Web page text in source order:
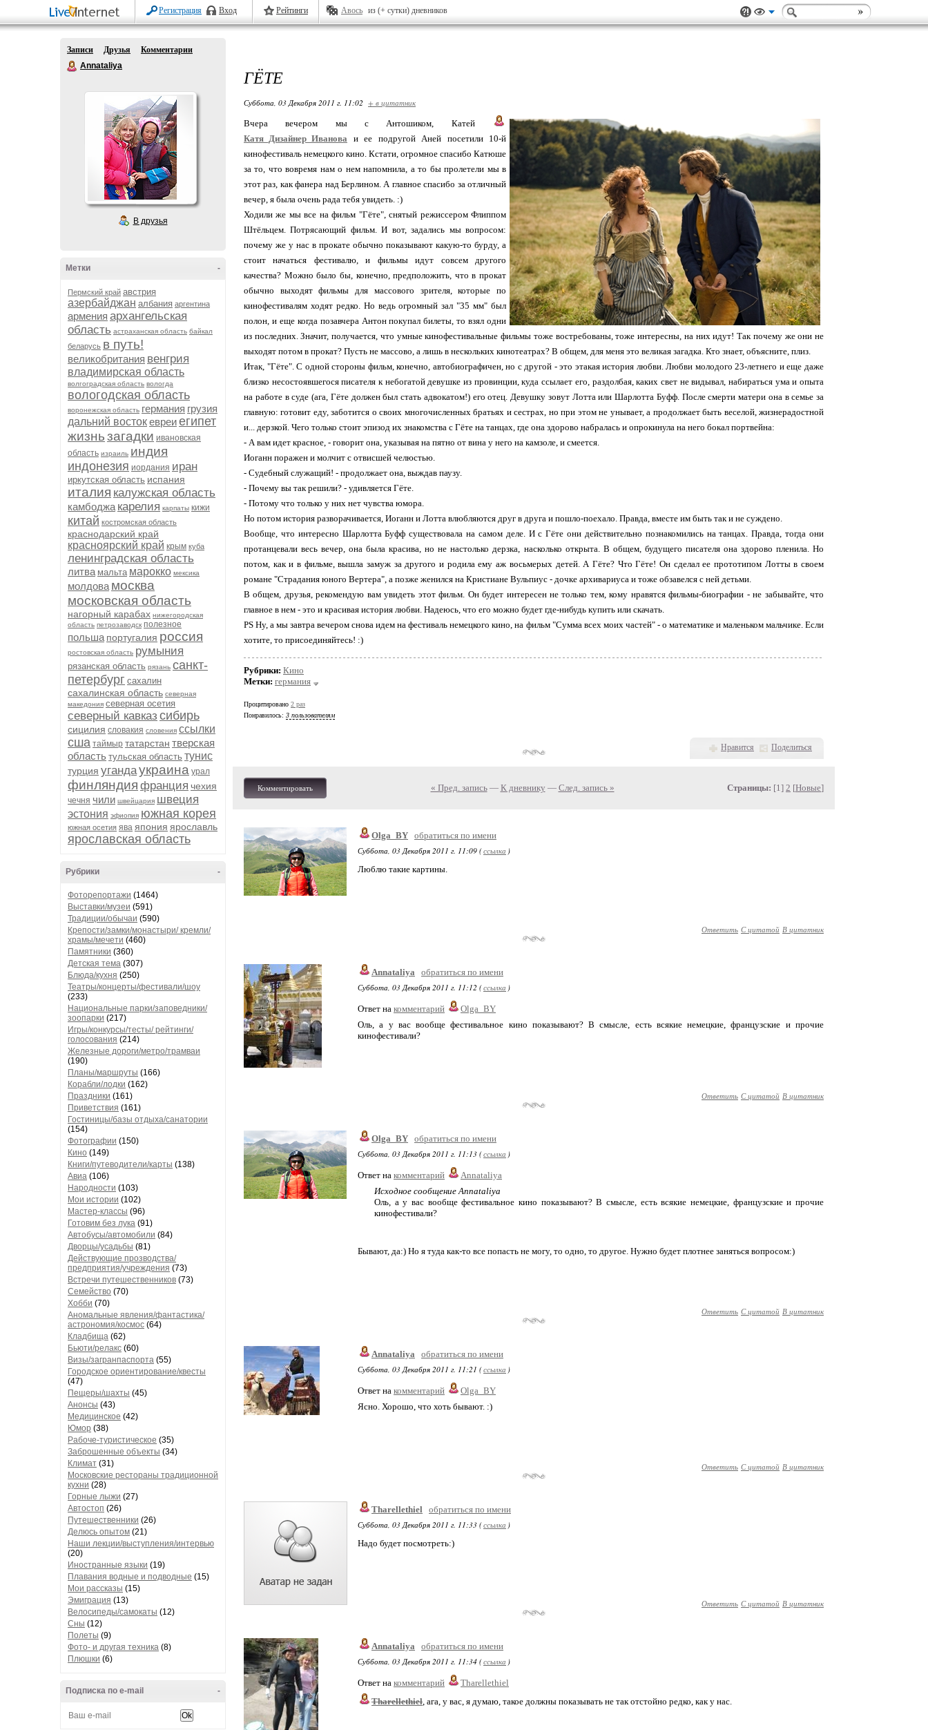
Регистрация Вход Рейтинги Авось из (+ сутки) дневников
Записи Друзья
Комментарии
Annataliya
В друзья
-
Метки
Пермский край австрия
азербайджан албания аргентина
армения архангельская
область астраханская область байкал
беларусь в путь!
великобритания венгрия
владимирская область
волгоградская область вологда
вологодская область
воронежская область германия грузия
дальний востокевреиегипет
жизньзагадки ивановская
область израиль индия
индонезия иордания иран
иркутская область испания
италия калужская область
камбоджа карелия карпаты кижи
китай костромская область
краснодарский край
красноярский край крым куба
ленинградская область
литва мальта марокко мексика
молдова москва
московская область
нагорный карабах нижегородская
область петрозаводск полезное
польша португалия россия
ростовская область румыния
рязанская область рязань санкт-
петербург сахалин
сахалинская область северная
македония северная осетия
северный кавказ сибирь
сицилия словакия словения ссылки
сша таймыр татарстан тверская
область тульская область тунис
турция угандаукраина урал
финляндия франция чехия
чечня чили швейцария швеция
эстония эфиопия южная корея
южная осетия ява япония ярославль
ярославская область
-
Рубрики
Фоторепортажи (1464)
Выставки/музеи (591)
Традиции/обычаи (590)
Крепости/замки/монастыри/ кремли/
храмы/мечети (460)
Памятники (360)
Детская тема (307)
Блюда/кухня (250)
Театры/концерты/фестивали/шоу
(233)
Национальные парки/заповедники/
зоопарки (217)
Игры/конкурсы/тесты/ рейтинги/
голосования (214)
Железные дороги/метро/трамваи
(190)
Планы/маршруты (166)
Корабли/лодки (162)
Праздники (161)
Приветствия (161)
Гостиницы/базы отдыха/санатории
(154)
Фотографии (150)
Кино (149)
Книги/путеводители/карты (138)
Авиа (106)
Народности (103)
Мои истории (102)
Мастер-классы (96)
Готовим без лука (91)
Автобусы/автомобили (84)
Дворцы/усадьбы (81)
Действующие прозводства/
предприятия/учреждения (73)
Встречи путешественников (73)
Семейство (70)
Хобби (70)
Аномальные явления/фантастика/
астрономия/космос (64)
Кладбища (62)
Бьюти/релакс (60)
Визы/загранпаспорта (55)
Городское ориентирование/квесты
(47)
Пещеры/шахты (45)
Анонсы (43)
Медицинское (42)
Юмор (38)
Рабоче-туристическое (35)
Заброшенные объекты (34)
Климат (31)
Московские рестораны традиционной
кухни (28)
Горные лыжи (27)
Автостоп (26)
Путешественники (26)
Делюсь опытом (21)
Наши лекции/выступления/интервью
(20)
Иностранные языки (19)
Плавания водные и подводные (15)
Мои рассказы (15)
Эмиграция (13)
Велосипеды/самокаты (12)
Сны (12)
Полеты (9)
Фото- и другая техника (8)
Плюшки (6)
-
Подписка по e-mail
ГЁТЕ
Суббота, 03 Декабря 2011 г. 11:02 + в цитатник
Вчера вечером мы с Антошиком, Катей
Катя_Дизайнер_Иванова и ее подругой Аней посетили 10-й
кинофестиваль немецкого кино. Кстати, огромное спасибо Катюше
за то, что вовремя нам о нем напомнила, а то бы пролетели мы в
этот раз, как фанера над Берлином. А главное спасибо за отличный
вечер, я была очень рада тебя увидеть. :)
Ходили же мы все на фильм "Гёте", снятый режиссером Флиппом
Штёльцем. Потрясающий фильм. И вот, задались мы вопросом:
почему же у нас в прокате обычно показывают какую-то бурду, а
стоит начаться фестивалю, и фильмы идут совсем другого
качества? Можно было бы, конечно, предположить, что в прокат
обычно выходят фильмы для массового зрителя, которые по
кинофестивалям ходят редко. Но ведь огромный зал "35 мм" был
полон, и еще когда позавчера Антон покупал билеты, то взял одни
из последних. Значит, получается, что умные кинофестивальные фильмы тоже востребованы, тоже интересны, на них идут! Так почему же они не
выходят потом в прокат? Пусть не массово, а лишь в нескольких кинотеатрах? В общем, для меня это великая загадка. Кто знает, объясните, плиз.
Итак, "Гёте". С одной стороны фильм, конечно, автобиографичен, но с другой - это этакая история любви. Любви молодого 23-летнего и еще даже
близко несостоявшегося писателя к небогатой девушке из провинции, куда ссылает его, раздолбая, каких свет не видывал, набираться ума и опыта
на работе в суде (ага, Гёте должен был стать адвокатом!) его отец. Девушку зовут Лотта или Шарлотта Буфф. После смерти матери она в семье за
главную: готовит еду, заботится о своих многочисленных братьях и сестрах, но при этом не унывает, а продолжает быть веселой, жизнерадостной
и... дерзкой. Чего только стоит эпизод их знакомства с Гёте на танцах, где она здорово набралась и опрокинула на него бокал портвейна:
- А вам идет красное, - говорит она, указывая на пятно от вина у него на камзоле, и смеется.
Иоганн поражен и молчит с отвисшей челюстью.
- Судебный служащий! - продолжает она, выждав паузу.
- Почему вы так решили? - удивляется Гёте.
- Потому что только у них нет чувства юмора.
Но потом история разворачивается, Иоганн и Лотта влюбляются друг в друга и пошло-поехало. Правда, вместе им быть так и не суждено.
Вообще, что интересно Шарлотта Буфф существовала на самом деле. И с Гёте они действительно познакомились на танцах. Правда, тогда они
протанцевали весь вечер, она была красива, но не настолько дерзка, насколько открыта. В общем, будущего писателя она здорово пленила. Но
потом, как и в фильме, вышла замуж за другого и родила ему аж восьмерых детей. А Гёте? Что Гёте! Он сделал ее прототипом Лотты в своем
романе "Страдания юного Вертера", а позже женился на Кристиане Вульпиус - дочке архивариуса и тоже обзавелся с ней детьми.
В общем, друзья, рекомендую вам увидеть этот фильм. Он будет интересен не только тем, кому нравятся фильмы-биографии - не забывайте, что
главное в нем - это и красивая история любви. Надеюсь, что его можно будет где-нибудь купить или скачать.
PS Ну, а мы завтра вечером снова идем на фестиваль немецкого кино, на фильм "Сумма всех моих частей" - о математике и маленьком мальчике. Если
хотите, то присоединяйтесь! :)
Рубрики: Кино
Метки: германия
Процитировано 2 раз
Понравилось: 3 пользователям
Нравится Поделиться
Комментировать « Пред. запись— К дневнику — След. запись » Страницы: [1] 2 [Новые]
Olga_BY обратиться по имени
Суббота, 03 Декабря 2011 г. 11:09 (ссылка )
Люблю такие картины.
Ответить С цитатой В цитатник
Annataliya
обратиться по имени
Суббота, 03 Декабря 2011 г. 11:12 (ссылка )
Ответ на комментарий
Olga_BY
Оль, а у вас вообще фестивальное кино показывают? В смысле, есть всякие немецкие, французские и прочие
кинофестивали?
Ответить С цитатой В цитатник
Olga_BY обратиться по имени
Суббота, 03 Декабря 2011 г. 11:13 (ссылка )
Ответ на комментарий
Annataliya
Исходное сообщение Annataliya
Оль, а у вас вообще фестивальное кино показывают? В смысле, есть всякие немецкие, французские и прочие
кинофестивали?
Бывают, да:) Но я туда как-то все попасть не могу, то одно, то другое. Нужно будет плотнее заняться вопросом:)
Ответить С цитатой В цитатник
Annataliya
обратиться по имени
Суббота, 03 Декабря 2011 г. 11:21 (ссылка )
Ответ на комментарий
Olga_BY
Ясно. Хорошо, что хоть бывают. :)
Ответить С цитатой В цитатник
Tharellethiel обратиться по имени
Суббота, 03 Декабря 2011 г. 11:33 (ссылка )
Надо будет посмотреть:)
Ответить С цитатой В цитатник
Annataliya
обратиться по имени
Суббота, 03 Декабря 2011 г. 11:34 (ссылка )
Ответ на комментарий
Tharellethiel
Tharellethiel, ага, у вас, я думаю, такое должны показывать не так отстойно редко, как у нас.